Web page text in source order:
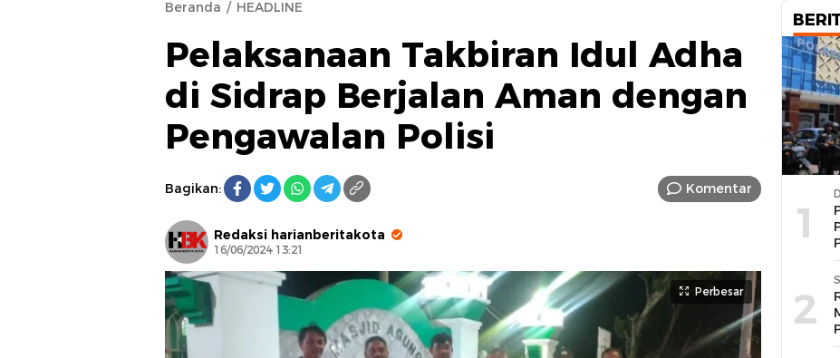
Beranda HEADLINE
Pelaksanaan Takbiran Idul Adha
di Sidrap Berjalan Aman dengan
Pengawalan Polisi
Bagikan: Komentar
Redaksi harianberitakota
16/06/2024 13:21
Perbesar
1
2